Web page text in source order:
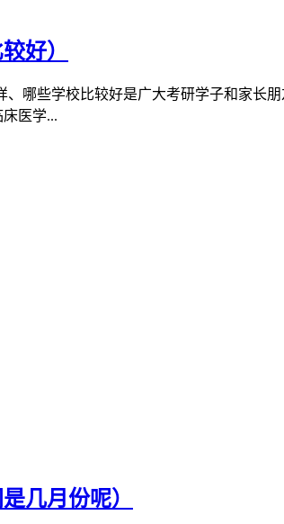
好）
哪些学校比较好是广大考研学子和家
医学...
几月份呢）